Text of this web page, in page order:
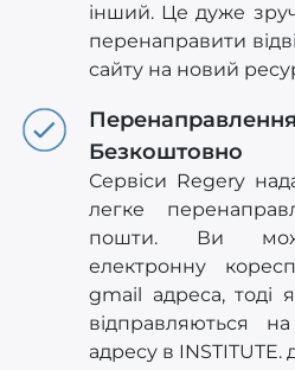
інший. Це дуже
перенаправити
сайту на новий
Безкоштовно
Сервіси Regery
легке
пошти. Ви
електронну
gmail адреса, тоді
відправляються
адресу в INSTITUTE.